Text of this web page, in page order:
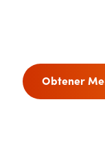
Obtener